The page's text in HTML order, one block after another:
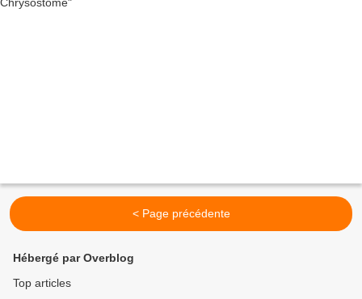
< Page précédente
Hébergé par Overblog
Top articles